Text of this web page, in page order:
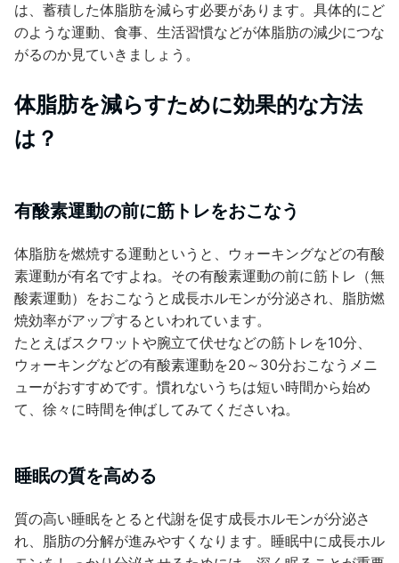
は、蓄積した体脂肪を減らす必要があります。具体的にど
のような運動、食事、生活習慣などが体脂肪の減少につな
がるのか見ていきましょう。
体脂肪を減らすために効果的な方法
は？
有酸素運動の前に筋トレをおこなう
体脂肪を燃焼する運動というと、ウォーキングなどの有酸
素運動が有名ですよね。その有酸素運動の前に筋トレ（無
酸素運動）をおこなうと成長ホルモンが分泌され、脂肪燃
焼効率がアップするといわれています。
たとえばスクワットや腕立て伏せなどの筋トレを10分、
ウォーキングなどの有酸素運動を20～30分おこなうメニ
ューがおすすめです。慣れないうちは短い時間から始め
て、徐々に時間を伸ばしてみてくださいね。
睡眠の質を高める
質の高い睡眠をとると代謝を促す成長ホルモンが分泌さ
れ、脂肪の分解が進みやすくなります。睡眠中に成長ホル